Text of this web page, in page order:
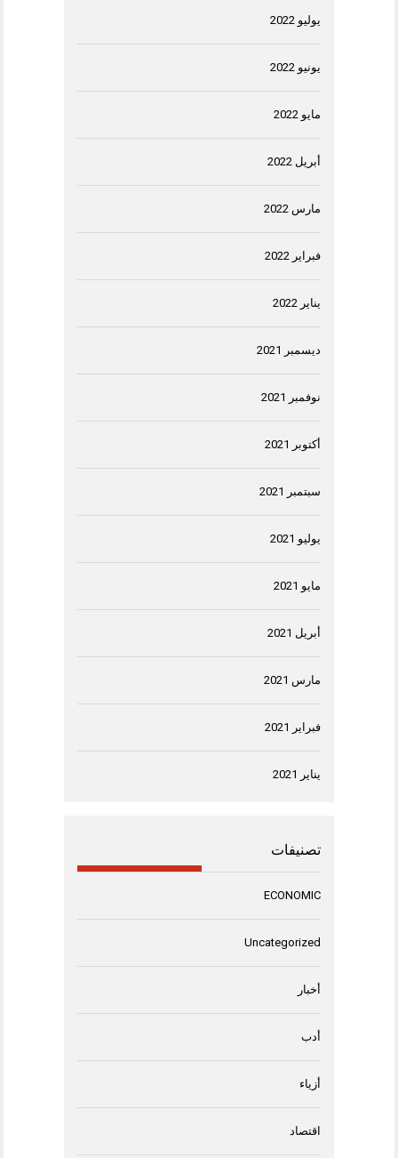
يوليو 2022
يونيو 2022
مايو 2022
أبريل 2022
مارس 2022
فبراير 2022
يناير 2022
ديسمبر 2021
نوفمبر 2021
أكتوبر 2021
سبتمبر 2021
يوليو 2021
مايو 2021
أبريل 2021
مارس 2021
فبراير 2021
يناير 2021
تصنيفات
ECONOMIC
Uncategorized
أخبار
أدب
أزياء
اقتصاد